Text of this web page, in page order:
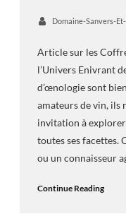
Domaine-Sanvers-
Article sur les
l’Univers Enivrant
d’œnologie sont
amateurs de vin, ils
invitation à
toutes ses facettes.
ou un connaisseur
Continue Reading